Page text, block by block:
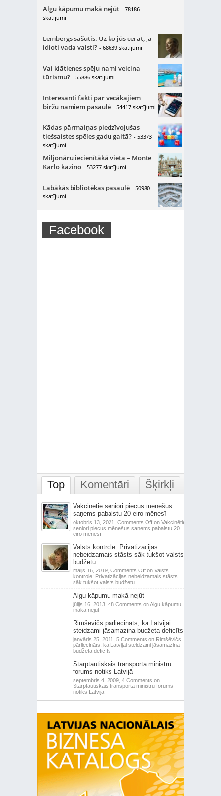
Algu kāpumu makā nejūt - 78186
skatījumi
Lembergs sašutis: Uz ko jūs cerat, ja
idioti vada valsti? - 68639 skatījumi
Vai klātienes spēļu nami veicina
tūrismu? - 55886 skatījumi
Interesanti fakti par vecākajiem
biržu namiem pasaulē - 54417 skatījumi
Kādas pārmaiņas piedzīvojušas
tiešsaistes spēles gadu gaitā? - 53373
skatījumi
Miljonāru iecienītākā vieta – Monte
Karlo kazino - 53277 skatījumi
Labākās bibliotēkas pasaulē - 50980
skatījumi
Facebook
Top Komentāri Šķirkļi
Vakcinētie seniori piecus mēnešus
saņems pabalstu 20 eiro mēnesī
oktobris 13, 2021, Comments Offon Vakcinētie
seniori piecus mēnešus saņems pabalstu 20
eiro mēnesī
Valsts kontrole: Privatizācijas
nebeidzamais stāsts sāk tukšot valsts
budžetu
maijs 16, 2019, Comments Offon Valsts
kontrole: Privatizācijas nebeidzamais stāsts
sāk tukšot valsts budžetu
Algu kāpumu makā nejūt
jūlijs 16, 2013, 48 Comments on Algu kāpumu
makā nejūt
Rimšēvičs pārliecināts, ka Latvijai
steidzami jāsamazina budžeta deficīts
janvāris 25, 2011, 5 Comments on Rimšēvičs
pārliecināts, ka Latvijai steidzami jāsamazina
budžeta deficīts
Starptautiskais transporta ministru
forums notiks Latvijā
septembris 4, 2009, 4 Comments on
Starptautiskais transporta ministru forums
notiks Latvijā